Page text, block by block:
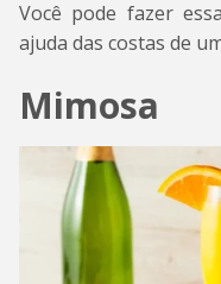
Você pode fazer
ajuda das costas de
Mimosa